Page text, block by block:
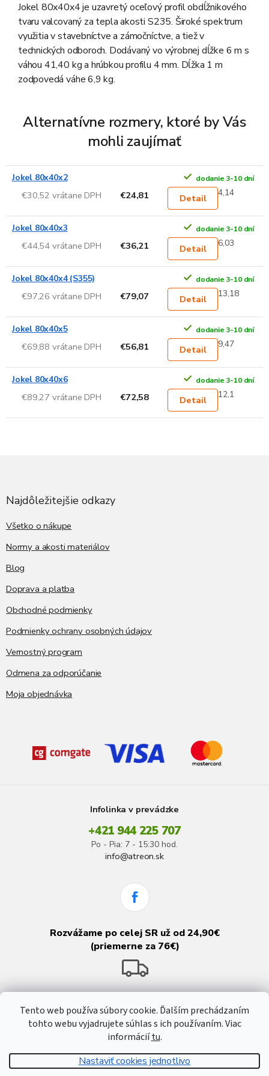
Tento web používa súbory cookie. Ďalším prechádzaním
tohto webu vyjadrujete súhlas s ich používaním. Viac
informáciítu.
Nastaviť cookies jednotlivo
Jokel 80x40x4 je uzavretý oceľový profil obdĺžnikového
tvaru valcovaný za tepla akosti S235. Široké spektrum
využitia v stavebníctve a zámočníctve, a tiež v
technických odboroch. Dodávaný vo výrobnej dĺžke 6 m s
váhou 41,40 kg a hrúbkou profilu 4 mm. Dĺžka 1 m
zodpovedá váhe 6,9 kg.
Alternatívne rozmery, ktoré by Vás
mohli zaujímať
Jokel 80x40x2 dodanie 3-10 dní
€30,52 vrátane DPH €24,81 Detail 4,14
Jokel 80x40x3 dodanie 3-10 dní
€44,54 vrátane DPH €36,21 Detail 6,03
Jokel 80x40x4 (S355) dodanie 3-10 dní
€97,26 vrátane DPH €79,07 Detail 13,18
Jokel 80x40x5 dodanie 3-10 dní
€69,88 vrátane DPH €56,81 Detail 9,47
Jokel 80x40x6 dodanie 3-10 dní
€89,27 vrátane DPH €72,58 Detail 12,1
Najdôležitejšie odkazy
Všetko o nákupe
Normy a akosti materiálov
Blog
Doprava a platba
Obchodné podmienky
Podmienky ochrany osobných údajov
Vernostný program
Odmena za odporúčanie
Moja objednávka
Infolinka v prevádzke
+421 944 225 707
Po - Pia: 7 - 15:30 hod.
info@atreon.sk
Rozvážame po celej SR už od 24,90€
(priemerne za 76€)
Vytvoril Shoptet